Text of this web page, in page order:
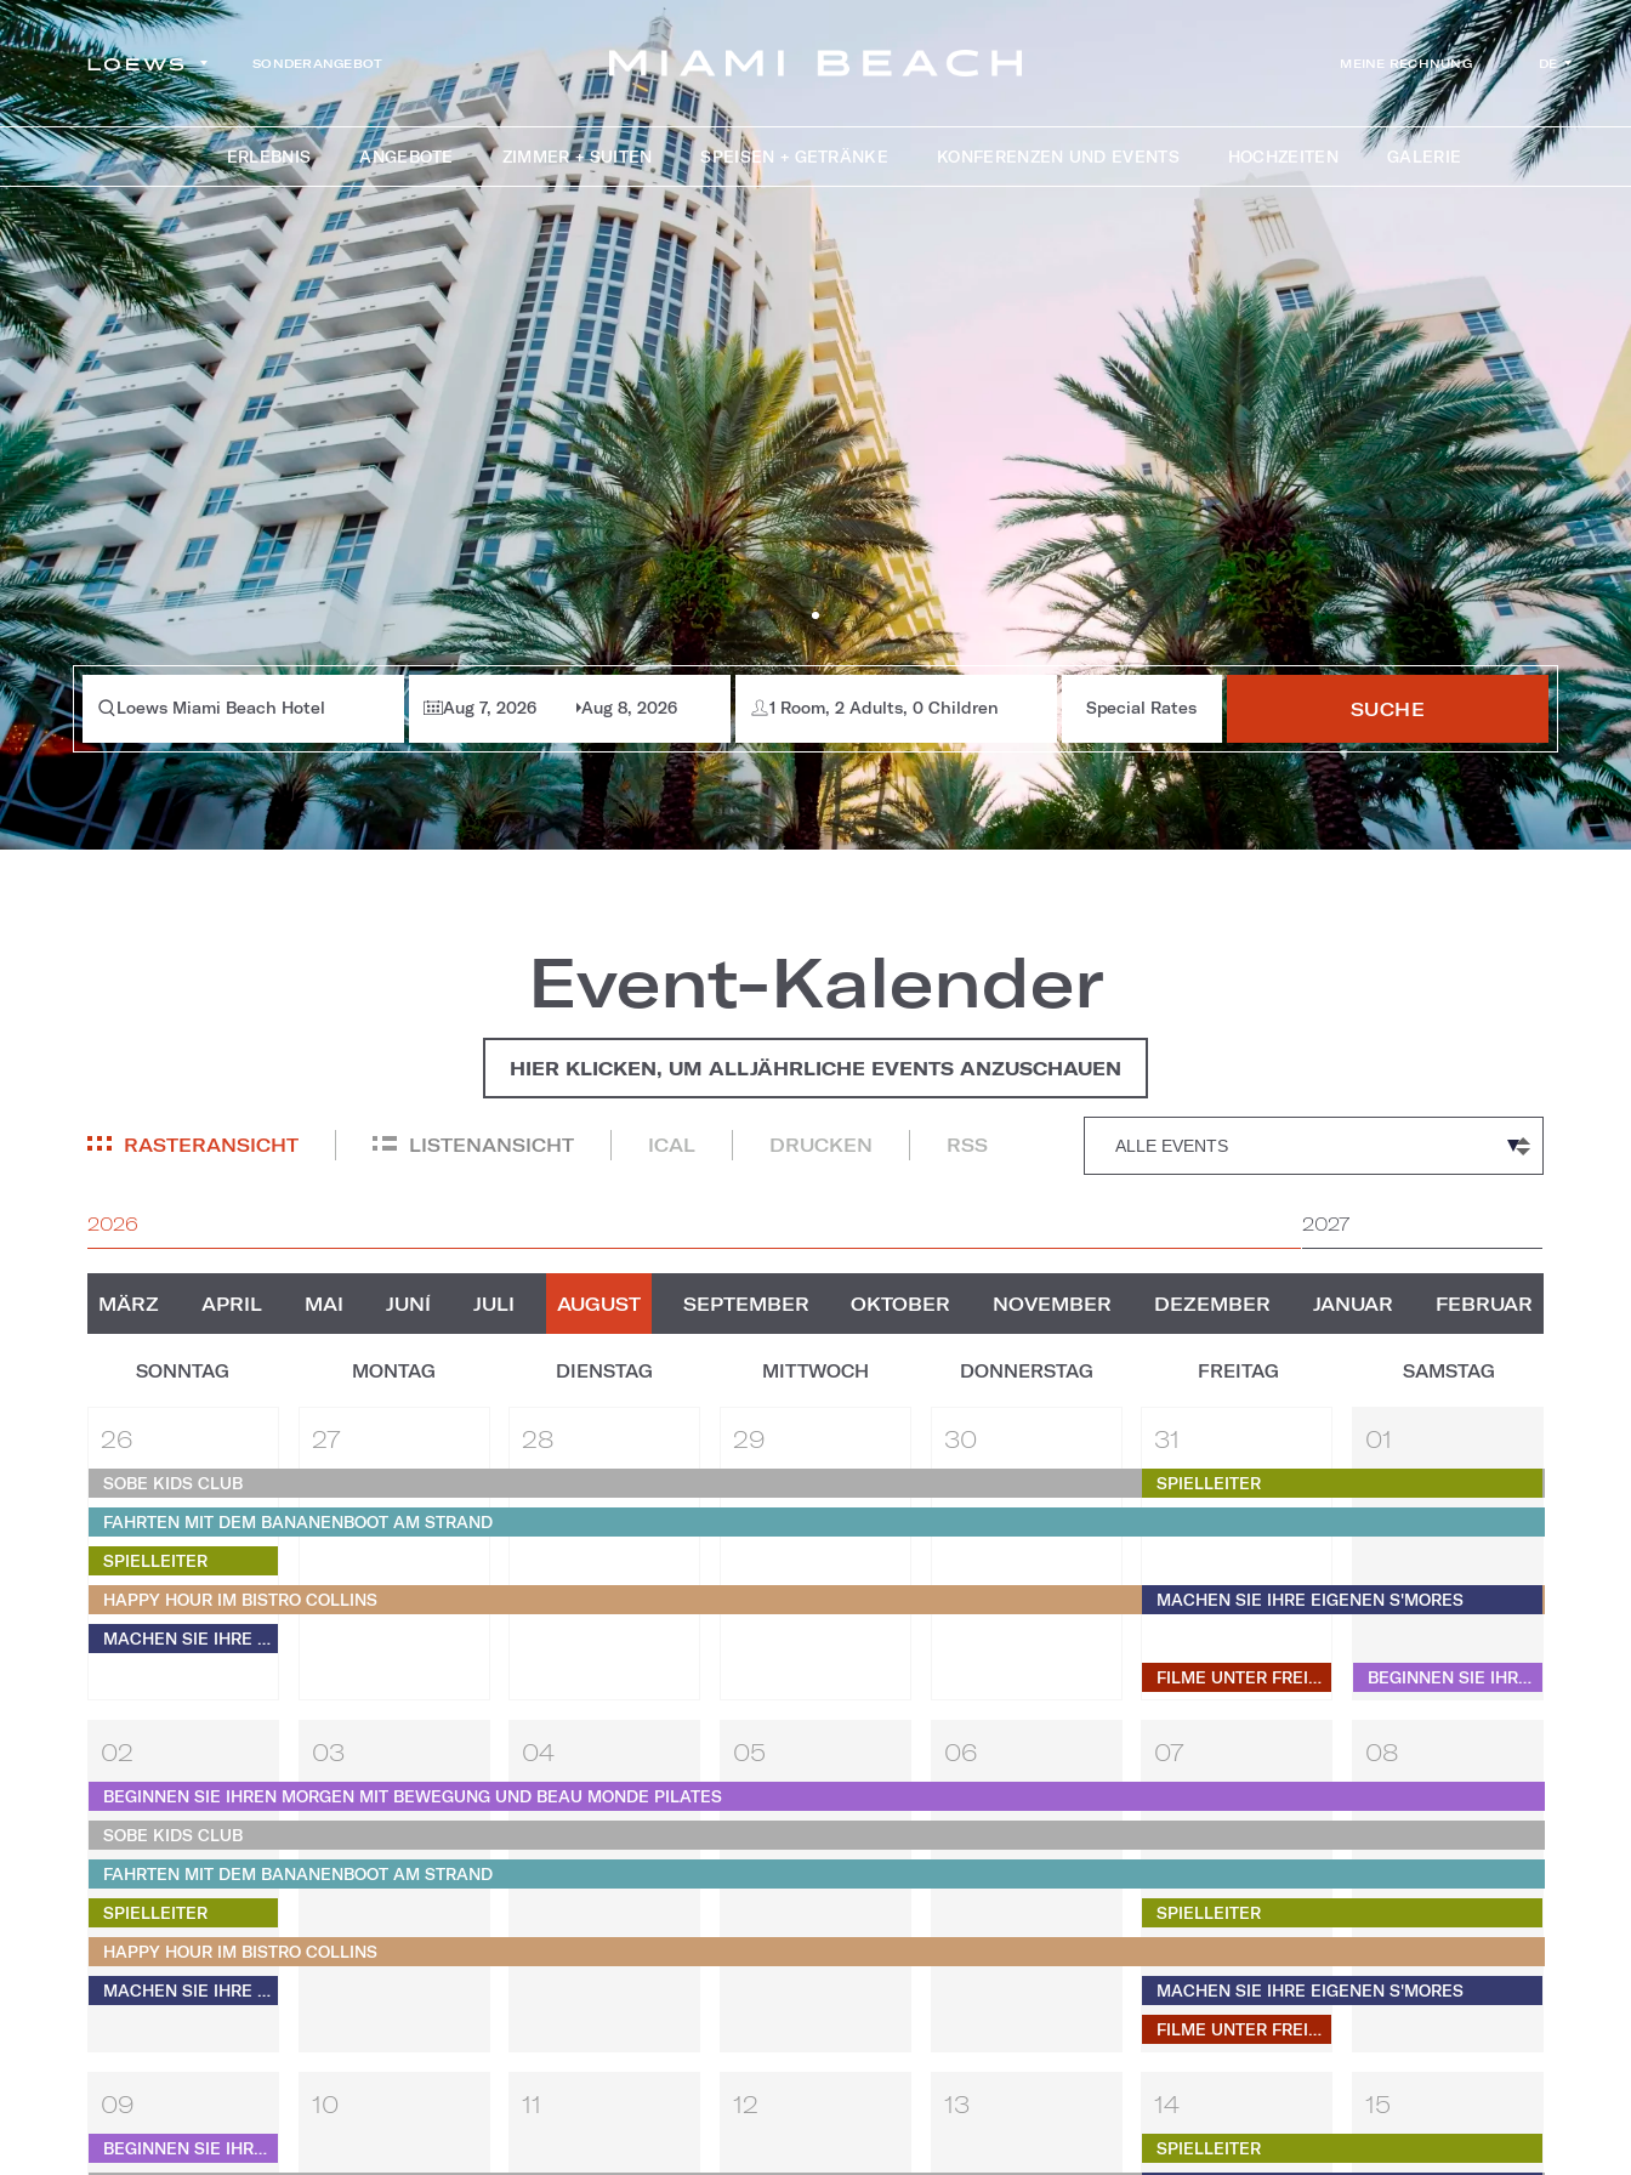
SONDERANGEBOT MEINE RECHNUNG DE
ERLEBNIS ANGEBOTE ZIMMER + SUITEN SPEISEN + GETRÄNKE KONFERENZEN UND EVENTS HOCHZEITEN GALERIE
Loews Miami Beach Hotel Aug 7, 2026 Aug 8, 2026 1 Room, 2 Adults, 0 Children Special Rates SUCHE
Event-Kalender
HIER KLICKEN, UM ALLJÄHRLICHE EVENTS ANZUSCHAUEN
RASTERANSICHT LISTENANSICHT ICAL DRUCKEN RSS
2026 2027
MÄRZ APRIL MAI JUNÍ JULI AUGUST SEPTEMBER OKTOBER NOVEMBER DEZEMBER JANUAR FEBRUAR
SONNTAG MONTAG DIENSTAG MITTWOCH DONNERSTAG FREITAG SAMSTAG
26
SOBE KIDS CLUB
FAHRTEN MIT DEM BANANENBOOT AM STRAND
SPIELLEITER
HAPPY HOUR IM BISTRO COLLINS
MACHEN SIE IHRE EIGENEN S'MORES​​​​​​​
27 28 29 30 31
SPIELLEITER
MACHEN SIE IHRE EIGENEN S'MORES​​​​​​​
FILME UNTER FREIEM HIMMEL
01
BEGINNEN SIE IHREN MORGEN MIT BEWEGUNG UND BEAU MONDE PILATES
02
BEGINNEN SIE IHREN MORGEN MIT BEWEGUNG UND BEAU MONDE PILATES
SOBE KIDS CLUB
FAHRTEN MIT DEM BANANENBOOT AM STRAND
SPIELLEITER
HAPPY HOUR IM BISTRO COLLINS
MACHEN SIE IHRE EIGENEN S'MORES​​​​​​​
03 04 05 06 07
SPIELLEITER
MACHEN SIE IHRE EIGENEN S'MORES​​​​​​​
FILME UNTER FREIEM HIMMEL
08
09
BEGINNEN SIE IHREN MORGEN MIT BEWEGUNG UND BEAU MONDE PILATES
10 11 12 13 14
SPIELLEITER
15